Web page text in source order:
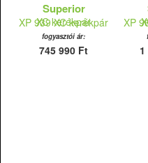
Superior
XP 939 XC kerékpár
fogyasztói ár:
745 990 Ft
XP